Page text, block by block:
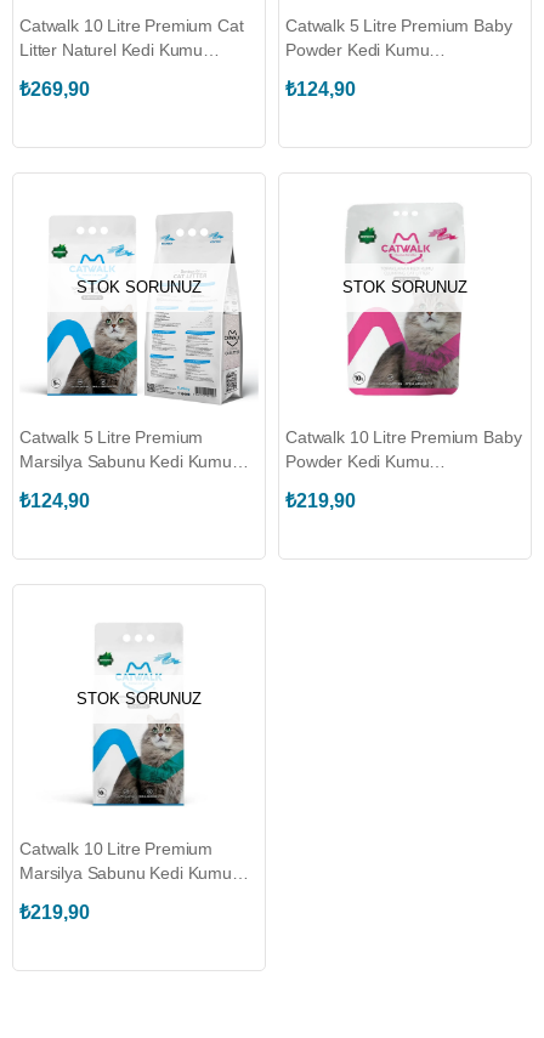
Catwalk 10 Litre Premium Cat
Litter Naturel Kedi Kumu
₺269,90
Catwalk 5 Litre Premium Baby
Powder Kedi Kumu
₺124,90
STOK SORUNUZ
Catwalk 5 Litre Premium
Marsilya Sabunu Kedi Kumu
₺124,90
STOK SORUNUZ
Catwalk 10 Litre Premium Baby
Powder Kedi Kumu
₺219,90
STOK SORUNUZ
Catwalk 10 Litre Premium
Marsilya Sabunu Kedi Kumu
₺219,90